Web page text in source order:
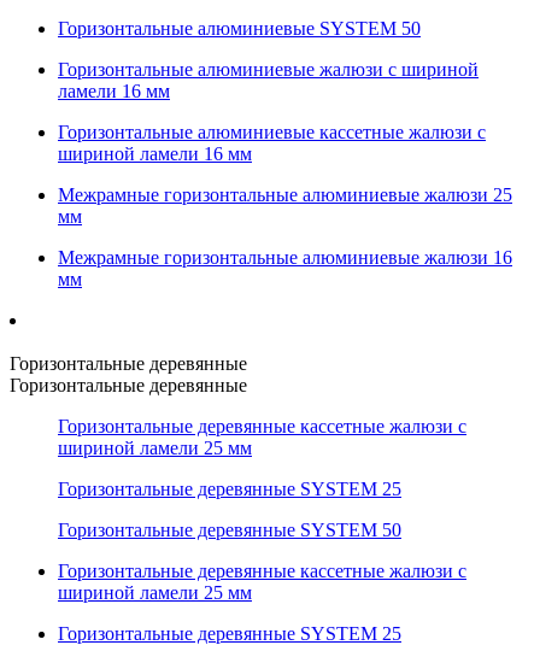
Горизонтальные алюминиевые SYSTEM 50
Горизонтальные алюминиевые жалюзи с шириной
ламели 16 мм
Горизонтальные алюминиевые кассетные жалюзи с
шириной ламели 16 мм
Межрамные горизонтальные алюминиевые жалюзи 25
мм
Межрамные горизонтальные алюминиевые жалюзи 16
мм
Горизонтальные деревянные
Горизонтальные деревянные
Горизонтальные деревянные кассетные жалюзи с
шириной ламели 25 мм
Горизонтальные деревянные SYSTEM 25
Горизонтальные деревянные SYSTEM 50
Горизонтальные деревянные кассетные жалюзи с
шириной ламели 25 мм
Горизонтальные деревянные SYSTEM 25